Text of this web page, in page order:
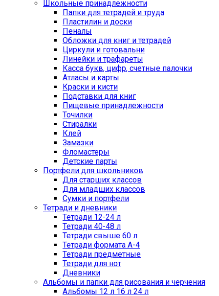
Школьные принадлежности
Папки для тетрадей и труда
Пластилин и доски
Пеналы
Обложки для книг и тетрадей
Циркули и готовальни
Линейки и трафареты
Касса букв, цифр, счетные палочки
Атласы и карты
Краски и кисти
Подставки для книг
Пищевые принадлежности
Точилки
Стиралки
Клей
Замазки
Фломастеры
Детские парты
Портфели для школьников
Для старших классов
Для младших классов
Сумки и портфели
Тетради и дневники
Тетради 12-24 л
Тетради 40-48 л
Тетради свыше 60 л
Тетради формата А-4
Тетради предметные
Тетради для нот
Дневники
Альбомы и папки для рисования и черчения
Альбомы 12 л 16 л 24 л